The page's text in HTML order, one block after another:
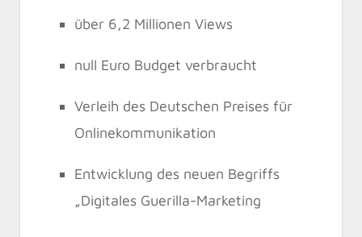
über 6,2 Millionen Views
null Euro Budget verbraucht
Verleih des Deutschen Preises für
Onlinekommunikation
Entwicklung des neuen Begriffs
„Digitales Guerilla-Marketing